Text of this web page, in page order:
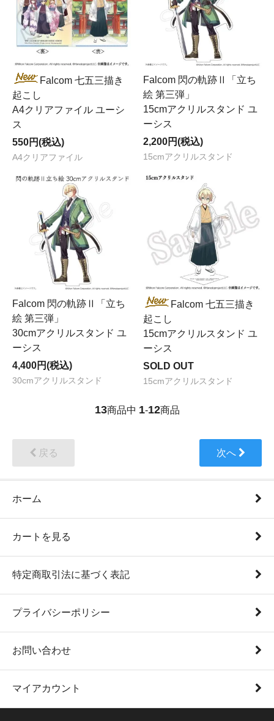
Falcom 七五三描き
起こし
A4クリアファイル ユーシ
ス
550円(税込)
A4クリアファイル
Falcom 閃の軌跡Ⅱ「立ち
絵 第三弾」
15cmアクリルスタンド ユ
ーシス
2,200円(税込)
15cmアクリルスタンド
Falcom 閃の軌跡Ⅱ「立ち
絵 第三弾」
30cmアクリルスタンド ユ
ーシス
4,400円(税込)
30cmアクリルスタンド
Falcom 七五三描き
起こし
15cmアクリルスタンド ユ
ーシス
SOLD OUT
15cmアクリルスタンド
13商品中 1-12商品
戻る 次へ
ホーム
カートを見る
特定商取引法に基づく表記
プライバシーポリシー
お問い合わせ
マイアカウント